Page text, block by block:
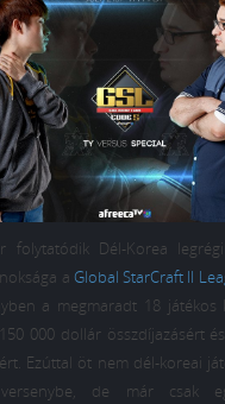
folytatódik Dél-Korea
a Global StarCraft II
a megmaradt 18 játékos
000 dollár összdíjazásért
Ezúttal öt nem dél-koreai
de már csak